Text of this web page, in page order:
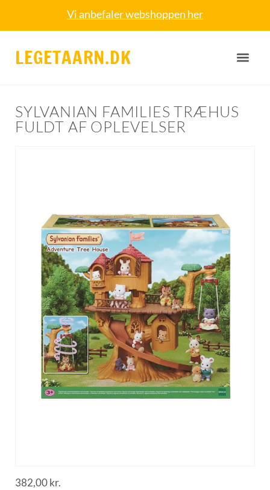
Vi anbefaler webshoppen her
LEGETAARN.DK
SYLVANIAN FAMILIES TRÆHUS
FULDT AF OPLEVELSER
382,00kr.